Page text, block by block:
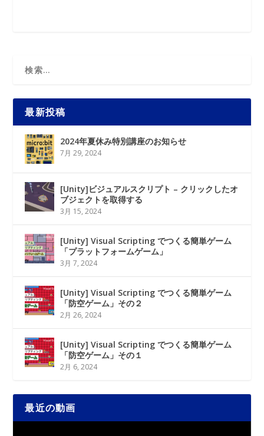
最新投稿
2024年夏休み特別講座のお知らせ
7月 29, 2024
[Unity]ビジュアルスクリプト – クリックしたオ
ブジェクトを取得する
3月 15, 2024
[Unity] Visual Scripting でつくる簡単ゲーム
「プラットフォームゲーム」
3月 7, 2024
[Unity] Visual Scripting でつくる簡単ゲーム
「防空ゲーム」その２
2月 26, 2024
[Unity] Visual Scripting でつくる簡単ゲーム
「防空ゲーム」その１
2月 6, 2024
最近の動画